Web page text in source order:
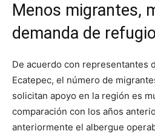
Menos migrantes,
demanda de refugio
De acuerdo con representantes
Ecatepec, el número de
solicitan apoyo en la región es
comparación con los años
anteriormente el albergue